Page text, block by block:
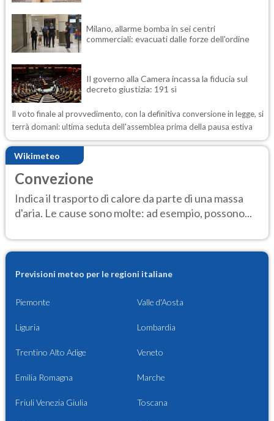
Milano, allarme bomba in sei centri
commerciali: evacuati dalle forze dell'ordine
Il governo alla Camera incassa la fiducia sul
decreto giustizia: 191 sì
Il voto finale al provvedimento, con la definitiva conversione in legge, si
terrà domani: ultima seduta dell'assemblea prima della pausa estiva
Wikimeteo
Convezione
Indica il trasporto di calore da parte di una massa
d'aria. Le cause sono molte: ad esempio, possono...
Previsioni meteo per le regioni italiane
Piemonte Valle d'Aosta
Liguria Lombardia
Trentino Alto Adige Veneto
Emilia Romagna Marche
Friuli Venezia Giulia Toscana